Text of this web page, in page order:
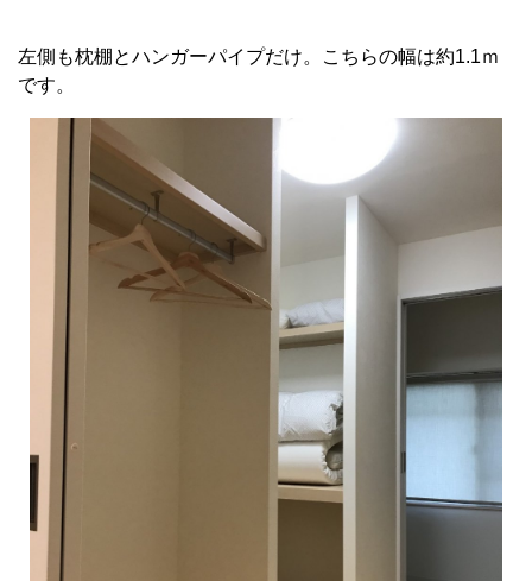
左側も枕棚とハンガーパイプだけ。こちらの幅は約1.1ｍ
です。